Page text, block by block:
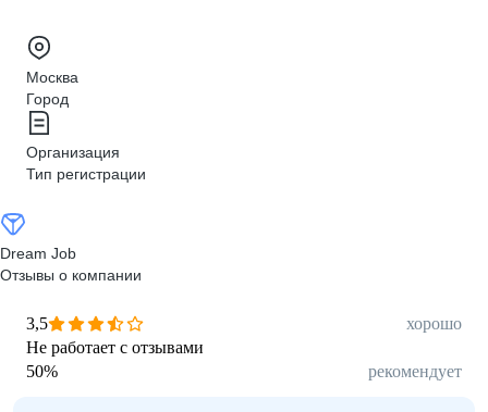
Москва
Город
Организация
Тип регистрации
Dream Job
Отзывы о компании
3,5
хорошо
Не работает с отзывами
50% рекомендует